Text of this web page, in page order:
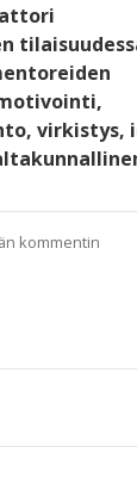
virkistys,
kommentin